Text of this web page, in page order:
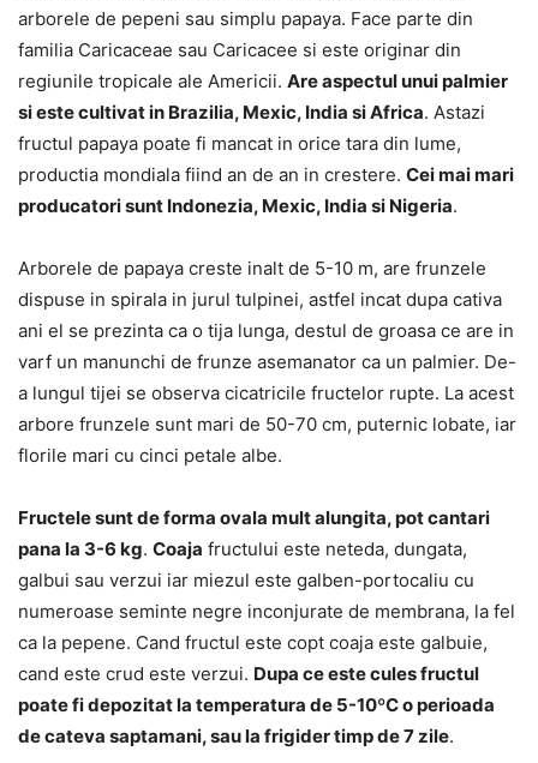
arborele de pepeni sau simplu papaya. Face parte din
familia Caricaceae sau Caricacee si este originar din
regiunile tropicale ale Americii. Are aspectul unui palmier
si este cultivat in Brazilia, Mexic, India si Africa. Astazi
fructul papaya poate fi mancat in orice tara din lume,
productia mondiala fiind an de an in crestere. Cei mai mari
producatori sunt Indonezia, Mexic, India si Nigeria.
Arborele de papaya creste inalt de 5-10 m, are frunzele
dispuse in spirala in jurul tulpinei, astfel incat dupa cativa
ani el se prezinta ca o tija lunga, destul de groasa ce are in
varf un manunchi de frunze asemanator ca un palmier. De-
a lungul tijei se observa cicatricile fructelor rupte. La acest
arbore frunzele sunt mari de 50-70 cm, puternic lobate, iar
florile mari cu cinci petale albe.
Fructele sunt de forma ovala mult alungita, pot cantari
pana la 3-6 kg. Coaja fructului este neteda, dungata,
galbui sau verzui iar miezul este galben-portocaliu cu
numeroase seminte negre inconjurate de membrana, la fel
ca la pepene. Cand fructul este copt coaja este galbuie,
cand este crud este verzui. Dupa ce este cules fructul
poate fi depozitat la temperatura de 5-10ºC o perioada
de cateva saptamani, sau la frigider timp de 7 zile.